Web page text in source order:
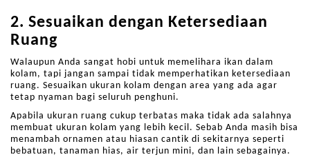
2. Sesuaikan dengan Ketersediaan
Ruang
Walaupun Anda sangat hobi untuk memelihara ikan dalam
kolam, tapi jangan sampai tidak memperhatikan ketersediaan
ruang. Sesuaikan ukuran kolam dengan area yang ada agar
tetap nyaman bagi seluruh penghuni.
Apabila ukuran ruang cukup terbatas maka tidak ada salahnya
membuat ukuran kolam yang lebih kecil. Sebab Anda masih bisa
menambah ornamen atau hiasan cantik di sekitarnya seperti
bebatuan, tanaman hias, air terjun mini, dan lain sebagainya.